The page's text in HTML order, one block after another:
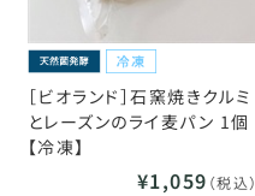
［ビオランド］石窯焼きクルミ
とレーズンのライ麦パン 1個
【冷凍】
¥1,059 （税込）